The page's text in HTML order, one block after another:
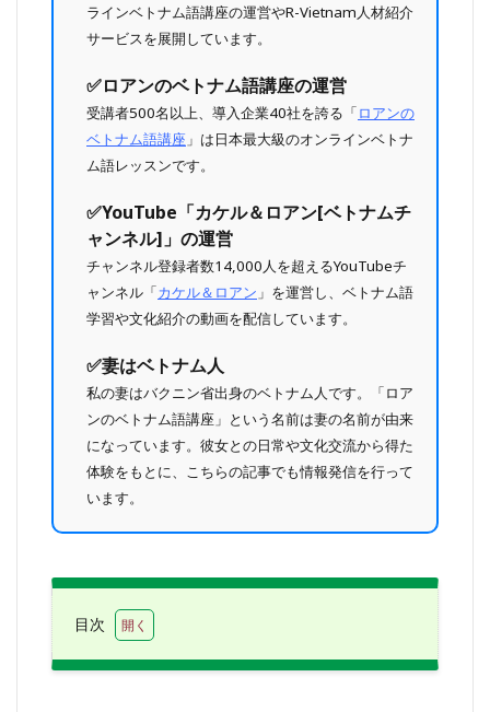
ラインベトナム語講座の運営やR-Vietnam人材紹介
サービスを展開しています。
✅️ロアンのベトナム語講座の運営
受講者500名以上、導入企業40社を誇る「ロアンの
ベトナム語講座 」は日本最大級のオンラインベトナ
ム語レッスンです。
✅️YouTube「カケル＆ロアン[ベトナムチ
ャンネル]」の運営
チャンネル登録者数14,000人を超えるYouTubeチ
ャンネル「カケル＆ロアン 」を運営し、ベトナム語
学習や文化紹介の動画を配信しています。
✅️妻はベトナム人
私の妻はバクニン省出身のベトナム人です。「ロア
ンのベトナム語講座」という名前は妻の名前が由来
になっています。彼女との日常や文化交流から得た
体験をもとに、こちらの記事でも情報発信を行って
います。
目次
ベト